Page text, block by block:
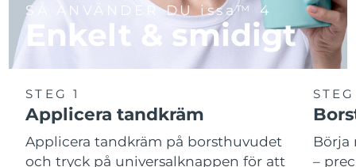
SÅ ANVÄNDER DU issa™ 4
Enkelt & smidigt
STEG 1
Applicera tandkräm
Applicera tandkräm på borsthuvudet
och tryck på universalknappen för att
Börja
–